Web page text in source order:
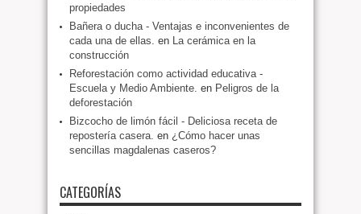
propiedades
Bañera o ducha - Ventajas e inconvenientes de
cada una de ellas. en La cerámica en la
construcción
Reforestación como actividad educativa -
Escuela y Medio Ambiente. en Peligros de la
deforestación
Bizcocho de limón fácil - Deliciosa receta de
repostería casera. en ¿Cómo hacer unas
sencillas magdalenas caseros?
CATEGORÍAS